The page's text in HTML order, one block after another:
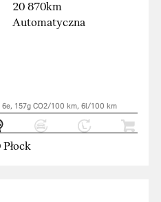
20 870km
Automatyczna
157g CO2/100 km, 6l/100 km